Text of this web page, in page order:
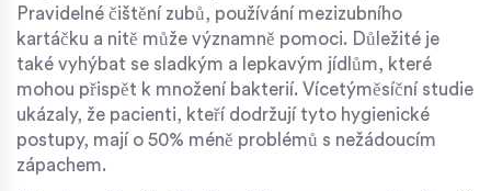
Pravidelné čištění zubů, používání mezizubního
kartáčku a nitě může významně pomoci. Důležité je
také vyhýbat se sladkým a lepkavým jídlům, které
mohou přispět k množení bakterií. Vícetýměsíční studie
ukázaly, že pacienti, kteří dodržují tyto hygienické
postupy, mají o 50% méně problémů s nežádoucím
zápachem.